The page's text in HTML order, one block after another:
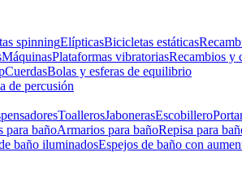
spinningElípticasBicicletas estáticas
MáquinasPlataformas vibratoriasRecambios y
CuerdasBolas y esferas de equilibrio
de percusión
ToallerosJabonerasEscobillero
para bañoArmarios para bañoRepisa para
baño iluminadosEspejos de baño con